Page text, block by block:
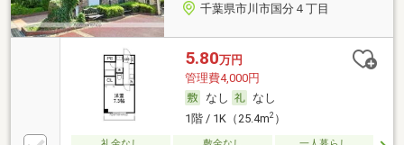
千葉県市川市国分４丁目
5.80万円
管理費4,000円
なし
なし
1階 / 1K（25.4m2）